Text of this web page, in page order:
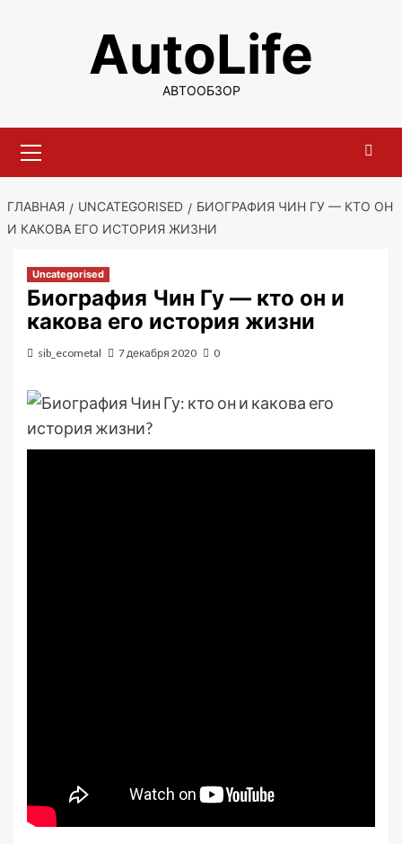
содержимомуAutoLife
АВТООБЗОР
меню
ГЛАВНАЯ UNCATEGORISED
БИОГРАФИЯ ЧИН ГУ — КТО ОН
И КАКОВА ЕГО ИСТОРИЯ ЖИЗНИ
Uncategorised
Биография Чин Гу — кто он и
какова его история жизни
sib_ecometal 7 декабря 2020 0